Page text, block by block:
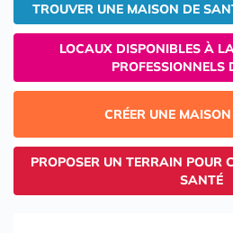
TROUVER UNE MAISON DE
LOCAUX DISPONIBLES À
PROFESSIONNELS
CRÉER UNE
PROPOSER UN TERRAIN POUR
SANTÉ